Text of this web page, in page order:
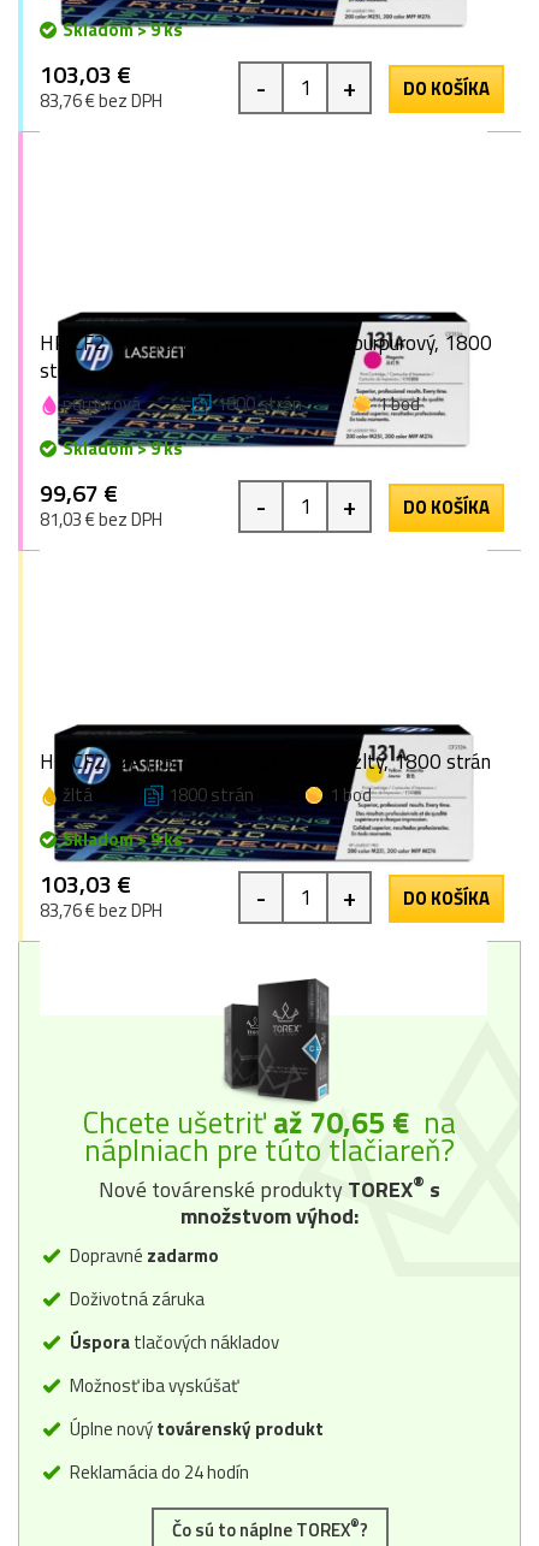
Skladom > 9 ks
103,03 €
83,76 € bez DPH - + DO KOŠÍKA
HP CF213A (131A), originálny toner, purpurový, 1800
strán
purpurová 1800 strán
1 bod
Skladom > 9 ks
99,67 €
81,03 € bez DPH - + DO KOŠÍKA
HP CF212A (131A), originálny toner, žltý, 1800 strán
žltá 1800 strán
1 bod
Skladom > 9 ks
103,03 €
83,76 € bez DPH - + DO KOŠÍKA
Chcete ušetriťaž 70,65 € na
náplniach pre túto tlačiareň?
Nové továrenské produktyTOREX® s
množstvom výhod:
Dopravné zadarmo
Doživotná záruka
Úsporatlačových nákladov
Možnosť iba vyskúšať
Úplne novýtovárenský produkt
Reklamácia do 24 hodín
Čo sú to náplne TOREX®?